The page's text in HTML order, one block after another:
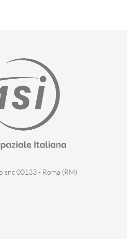
snc 00133 - Roma (RM)